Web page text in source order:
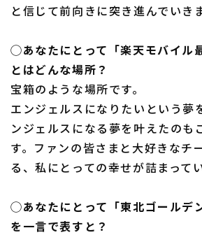
と信じて前向きに突き進んでいき
◯あなたにとって「楽天モバイル
とはどんな場所？
宝箱のような場所です。
エンジェルスになりたいという夢
ンジェルスになる夢を叶えたのも
す。ファンの皆さまと大好きなチ
る、私にとっての幸せが詰まって
◯あなたにとって「東北ゴールデ
を一言で表すと？